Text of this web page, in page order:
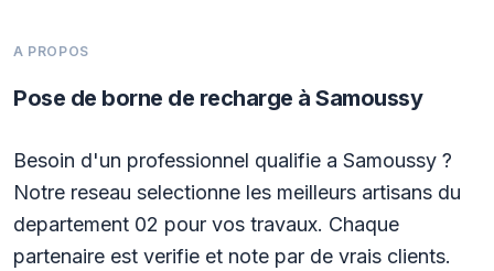
A PROPOS
Pose de borne de recharge à Samoussy
Besoin d'un professionnel qualifie a Samoussy ?
Notre reseau selectionne les meilleurs artisans du
departement 02 pour vos travaux. Chaque
partenaire est verifie et note par de vrais clients.